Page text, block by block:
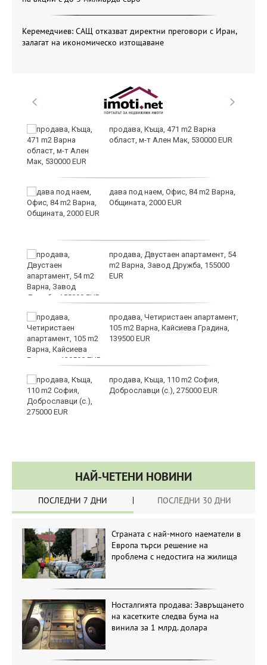
Керемедчиев: САЩ отказват директни преговори с Иран,
залагат на икономическо изтощаване
продава, Къща, 471 m2 Варна
област, м-т Ален Мак, 530000 EUR
дава под наем, Офис, 84 m2 Варна,
Общината, 2000 EUR
продава, Двустаен апартамент, 54
m2 Варна, Завод Дружба, 155000
EUR
продава, Четиристаен апартамент,
105 m2 Варна, Кайсиева Градина,
139500 EUR
продава, Къща, 110 m2 София,
Доброславци (с.), 275000 EUR
НАЙ-ЧЕТЕНИ НОВИНИ
ПОСЛЕДНИ 7 ДНИ ПОСЛЕДНИ 30 ДНИ
Страната с най-много наематели в
Европа търси решение на
проблема с недостига на жилища
Носталгията продава: Завръщането
на касетките следва бума на
винила за 1 млрд. долара